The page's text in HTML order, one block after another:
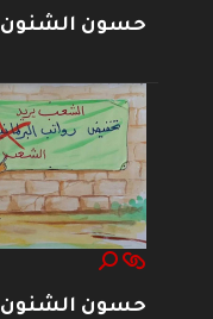
حسون الشنون
حسون الشنون